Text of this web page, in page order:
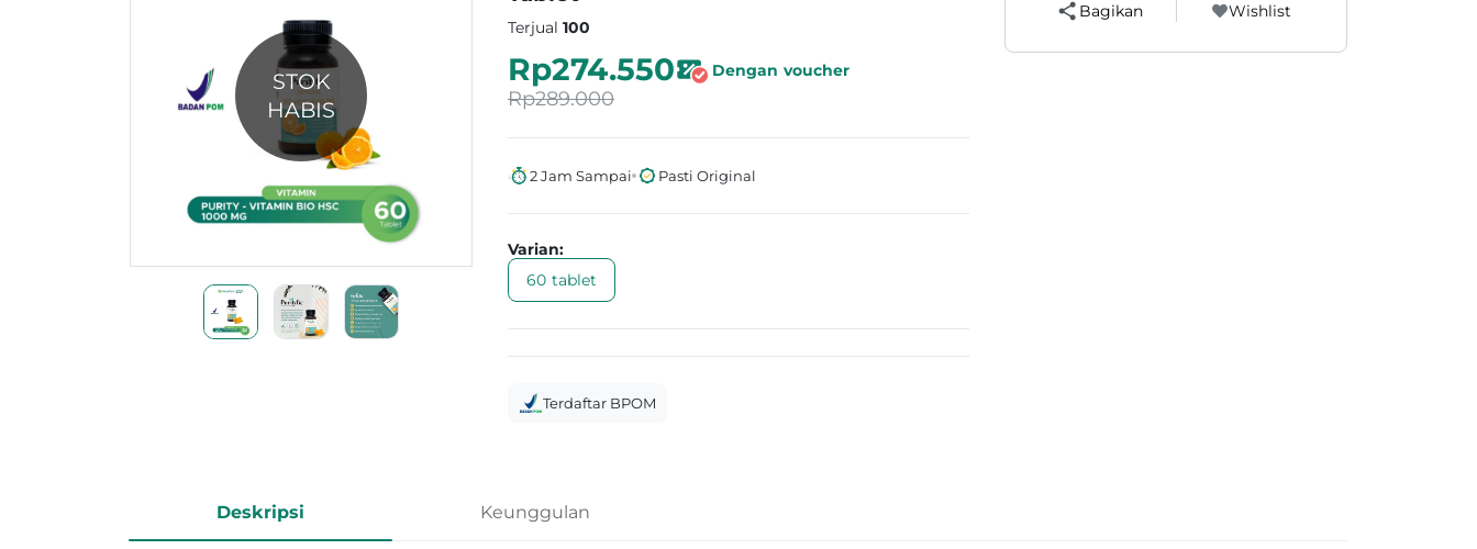
STOK
HABIS
Terjual 100
Rp274.550 Dengan voucher
Rp289.000
2 Jam Sampai Pasti Original
Varian:
60 tablet
Terdaftar BPOM
Bagikan Wishlist
Informasi Produk
Deskripsi Keunggulan